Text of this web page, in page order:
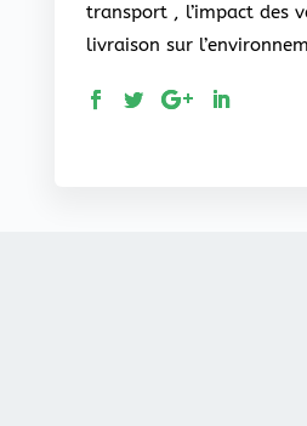
transport , l’impact des
livraison sur